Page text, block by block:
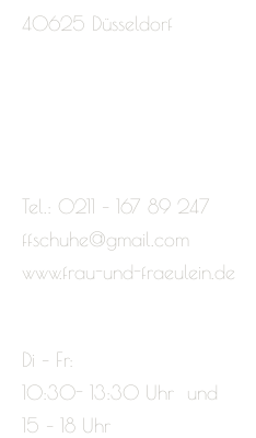
40625 Düsseldorf
Tel.: 0211 – 167 89 247
ffschuhe@gmail.com
www.frau-und-fraeulein.de
Di – Fr:
10:30- 13:30 Uhr und
15 – 18 Uhr